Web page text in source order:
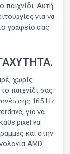
παιχνίδι. Αυτή
για να
γραφείο σας.
χωρίς
παιχνίδι σας,
165 Hz
για να
pixel να
και στην
AMD